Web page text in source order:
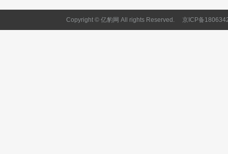
Copyright © 亿豹网 All rights Reserved. 京ICP备